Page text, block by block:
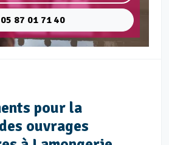
05 87 01 71 40
pour la
ouvrages